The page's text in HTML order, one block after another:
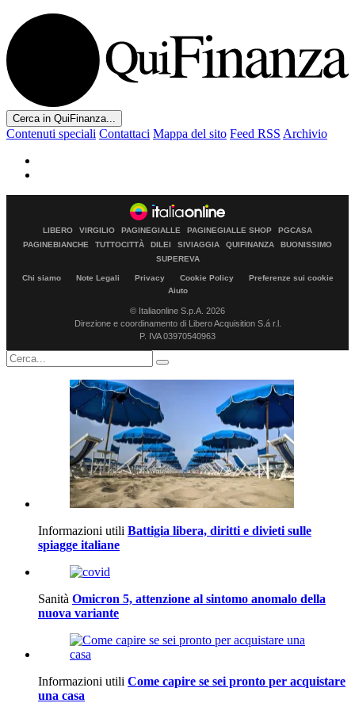
Cerca in QuiFinanza...
Contenuti speciali Contattaci Mappa del sito Feed RSS Archivio
LIBERO VIRGILIO PAGINEGIALLE PAGINEGIALLE SHOP
PGCASA
PAGINEBIANCHE
TUTTOCITTÀ DILEI SIVIAGGIA QUIFINANZA
BUONISSIMO
SUPEREVA
Chi siamo Note Legali Privacy Cookie Policy
Preferenze sui cookie
Aiuto
© Italiaonline S.p.A. 2026
Direzione e coordinamento di Libero Acquisition S.á r.l.
P. IVA 03970540963
Informazioni utili Battigia libera, diritti e divieti sulle
spiagge italiane
Sanità Omicron 5, attenzione al sintomo anomalo della
nuova variante
Informazioni utili Come capire se sei pronto per acquistare
una casa